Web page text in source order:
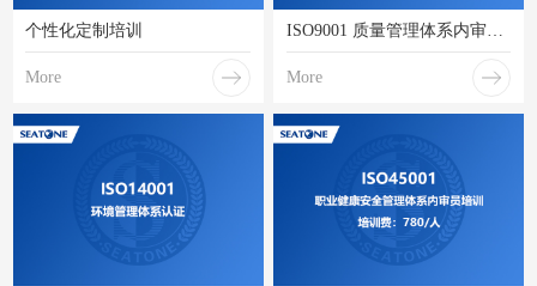
个性化定制培训
More
ISO9001 质量管理体系内审员培训
More